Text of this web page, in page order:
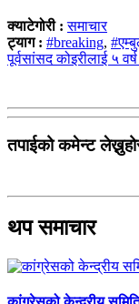
क्याटेगोरी :समाचार
ट्याग : #breaking,
पूर्वसांसद कोइरीलाई ५
तपाईको कमेन्ट
थप समाचार